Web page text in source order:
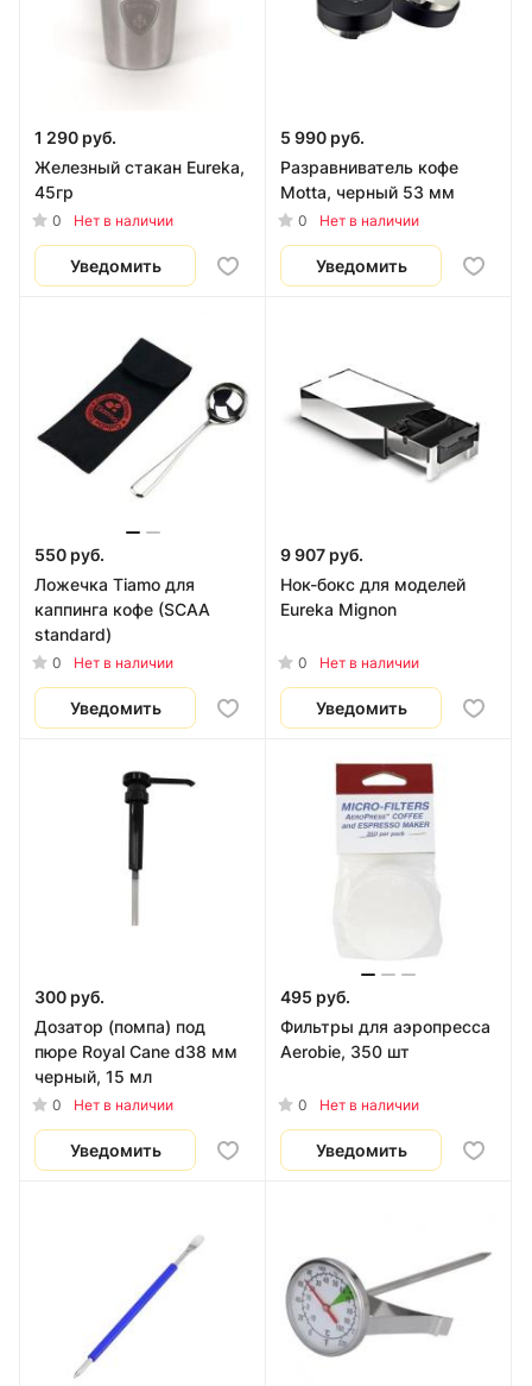
1 290 руб.
Железный стакан Eureka,
45гр
0 Нет в наличии
Уведомить
5 990 руб.
Разравниватель кофе
Motta, черный 53 мм
0 Нет в наличии
Уведомить
550 руб.
Ложечка Tiamo для
каппинга кофе (SCAA
standard)
0 Нет в наличии
Уведомить
9 907 руб.
Нок-бокс для моделей
Eureka Mignon
0 Нет в наличии
Уведомить
300 руб.
Дозатор (помпа) под
пюре Royal Cane d38 мм
черный, 15 мл
0 Нет в наличии
Уведомить
495 руб.
Фильтры для аэропресса
Aerobie, 350 шт
0 Нет в наличии
Уведомить